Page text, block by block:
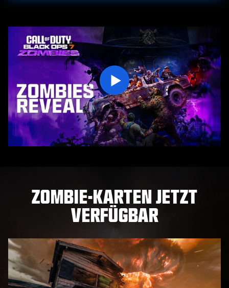
GEBURTSDATUM EINGEBEN
SENDEN
Play
ZOMBIE-KARTEN JETZT
VERFÜGBAR